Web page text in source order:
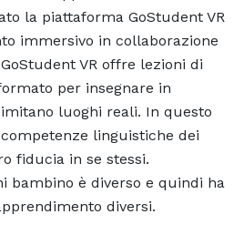
la piattaforma GoStudent VR
immersivo in collaborazione
VR offre lezioni di
per insegnare in
luoghi reali. In questo
linguistiche dei
fiducia in se stessi.
bambino è diverso e quindi ha
diversi.